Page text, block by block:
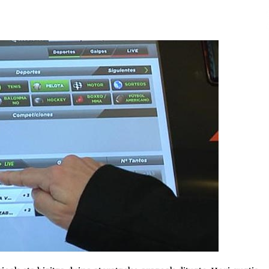
Larunbatean Plentziako Itsas
Martxa ospatuko da
2026/07/07
SOINUGELA: Paul McCartney eta
Ringo Starr-en lan berriak